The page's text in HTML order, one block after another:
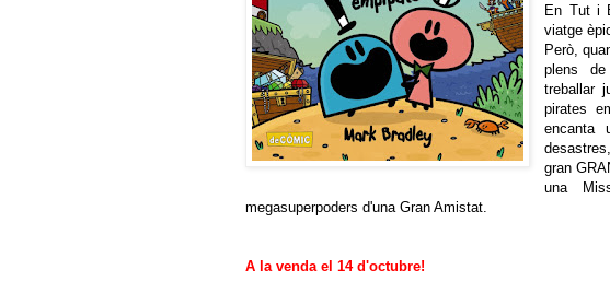
En Tut i
viatge
Però,
plens de
treballar
pirates
encanta
gran
una
megasuperpoders d'una Gran Amistat.
A la venda el 14 d'octubre!